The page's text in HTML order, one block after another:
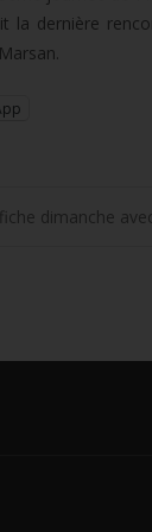
la dernière
dimanche